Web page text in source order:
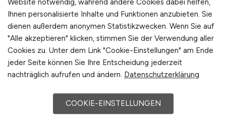
Spannend ist mobile Pflege auch deshalb, weil
sie Pflegekräften ein hohes Maß an
Eigenständigkeit bietet. Arbeitnehmer
organisieren ihre Touren, treffen
eigenverantwortliche Entscheidungen und
den Patienten und deren Angehörigen. Diese
Selbstständigkeit macht den Beruf dynamisch
Website notwendig, während andere Cookies dabei helfen,
Ihnen personalisierte Inhalte und Funktionen anzubieten. Sie
dienen außerdem anonymen Statistikzwecken. Wenn Sie auf
"Alle akzeptieren" klicken, stimmen Sie der Verwendung aller
Cookies zu. Unter dem Link "Cookie-Einstellungen" am Ende
jeder Seite können Sie Ihre Entscheidung jederzeit
nachträglich aufrufen und ändern. Datenschutzerklärung
COOKIE-EINSTELLUNGEN